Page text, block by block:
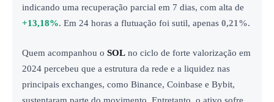
indicando uma recuperação parcial em 7 dias, com alta de
+13,18%. Em 24 horas a flutuação foi sutil, apenas 0,21%.
Quem acompanhou o SOL no ciclo de forte valorização em
2024 percebeu que a estrutura da rede e a liquidez nas
principais exchanges, como Binance, Coinbase e Bybit,
sustentaram parte do movimento. Entretanto, o ativo sofre